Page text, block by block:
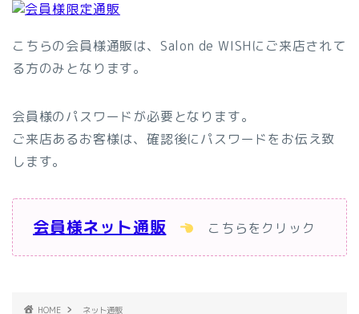
こちらの会員様通販は、Salon de WISHにご来店されて
る方のみとなります。
会員様のパスワードが必要となります。
ご来店あるお客様は、確認後にパスワードをお伝え致
します。
会員様ネット通販 こちらをクリック
HOME ネット通販